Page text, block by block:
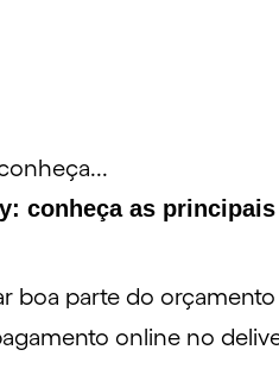
conheça as
parte do
online no